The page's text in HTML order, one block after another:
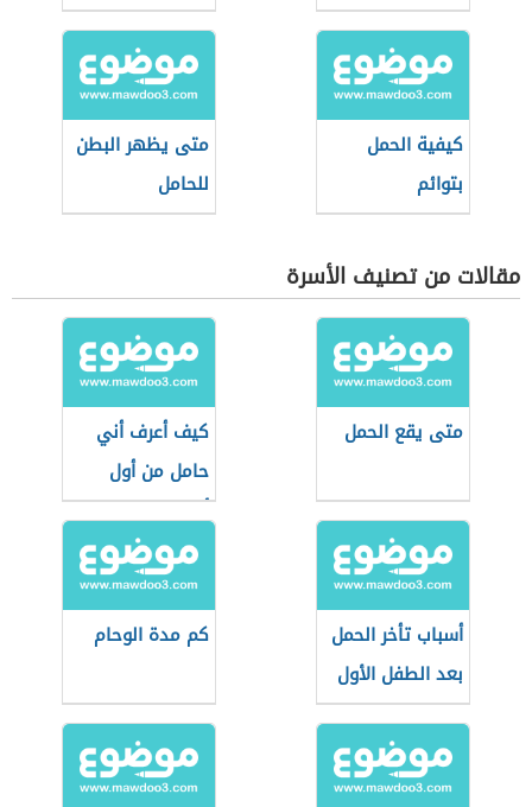
الفوليك
كيفية الحمل
بتوائم
متى يظهر البطن
للحامل
مقالات من تصنيف الأسرة
متى يقع الحمل
كيف أعرف أني
حامل من أول
أسبوع
أسباب تأخر الحمل
بعد الطفل الأول
كم مدة الوحام